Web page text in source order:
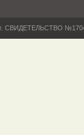
СВИДЕТЕЛЬСТВО